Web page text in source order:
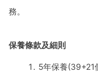
務。
保養條款及細則
5年保養(39+21